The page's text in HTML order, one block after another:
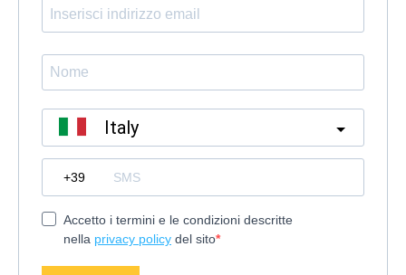
Italy
Accetto i termini e le condizioni descritte
nella privacy policy del sito